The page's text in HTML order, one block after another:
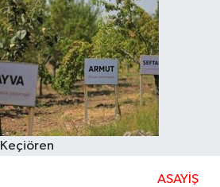
Keçiören
ASAYIŞ